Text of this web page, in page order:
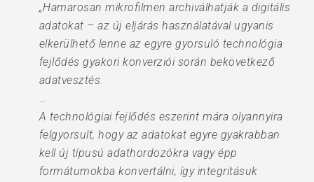
„Hamarosan mikrofilmen archiválhatják a digitális
adatokat – az új eljárás használatával ugyanis
elkerülhető lenne az egyre gyorsuló technológia
fejlődés gyakori konverziói során bekövetkező
adatvesztés.
…
A technológiai fejlődés eszerint mára olyannyira
felgyorsult, hogy az adatokat egyre gyakrabban
kell új típusú adathordozókra vagy épp
formátumokba konvertálni, így integritásuk